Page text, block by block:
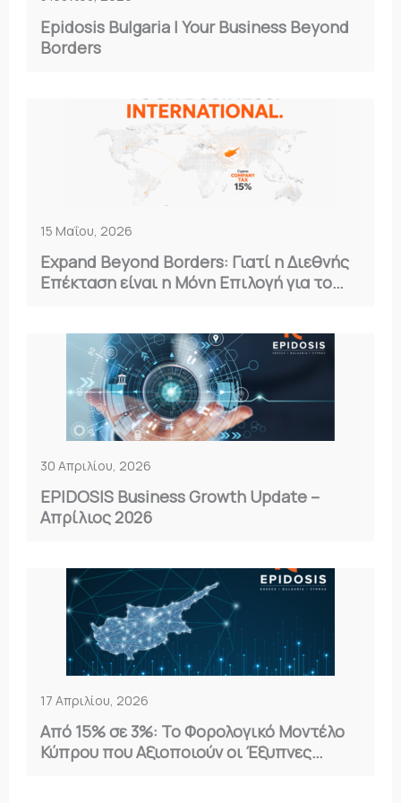
Epidosis Bulgaria | Your Business Beyond
Borders
15 Μαΐου, 2026
Expand Beyond Borders: Γιατί η Διεθνής
Επέκταση είναι η Μόνη Επιλογή για το
30 Απριλίου, 2026
EPIDOSIS Business Growth Update –
Απρίλιος 2026
17 Απριλίου, 2026
Από 15% σε 3%: Το Φορολογικό Μοντέλο
Κύπρου που Αξιοποιούν οι Έξυπνες